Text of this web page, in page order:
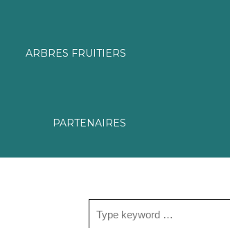
ARBRES FRUITIERS
PARTENAIRES